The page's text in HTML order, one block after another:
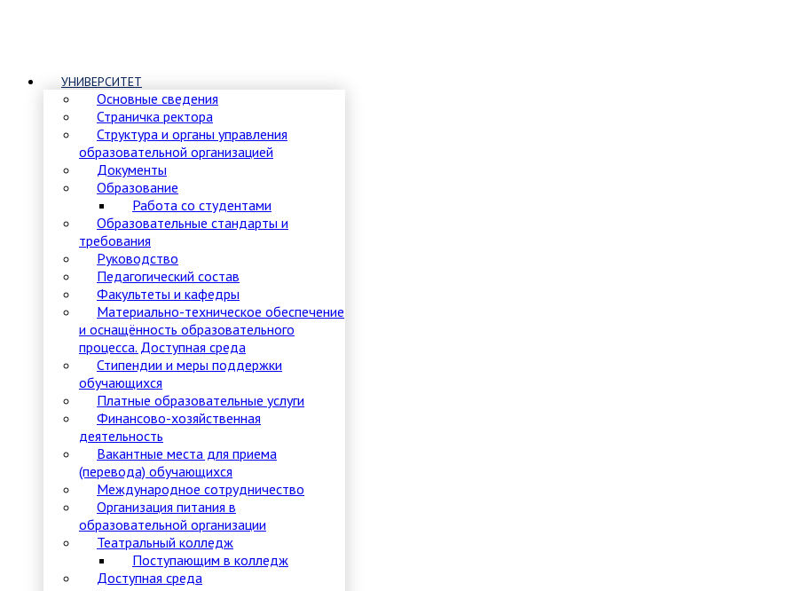
УНИВЕРСИТЕТ
Основные сведения
Страничка ректора
Структура и органы управления
образовательной организацией
Документы
Образование
Работа со студентами
Образовательные стандарты и
требования
Руководство
Педагогический состав
Факультеты и кафедры
Материально-техническое обеспечение
и оснащённость образовательного
процесса. Доступная среда
Стипендии и меры поддержки
обучающихся
Платные образовательные услуги
Финансово-хозяйственная
деятельность
Вакантные места для приема
(перевода) обучающихся
Международное сотрудничество
Организация питания в
образовательной организации
Театральный колледж
Поступающим в колледж
Доступная среда